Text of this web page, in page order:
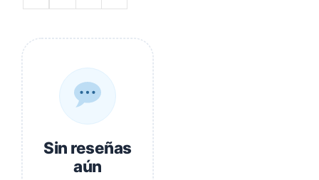
Sin reseñas
aún